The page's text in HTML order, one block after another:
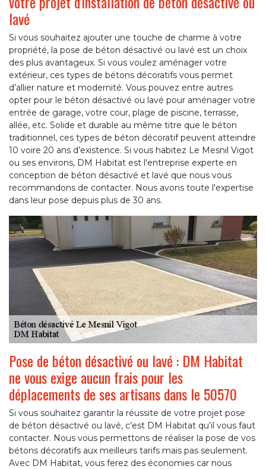
lavé
Si vous souhaitez ajouter une touche de charme à votre
propriété, la pose de béton désactivé ou lavé est un choix
des plus avantageux. Si vous voulez aménager votre
extérieur, ces types de bétons décoratifs vous permet
d’allier nature et modernité. Vous pouvez entre autres
opter pour le béton désactivé ou lavé pour aménager votre
entrée de garage, votre cour, plage de piscine, terrasse,
allée, etc. Solide et durable au même titre que le béton
traditionnel, ces types de béton décoratif peuvent atteindre
10 voire 20 ans d’existence. Si vous habitez Le Mesnil Vigot
ou ses environs, DM Habitat est l'entreprise experte en
conception de béton désactivé et lavé que nous vous
recommandons de contacter. Nous avons toute l'expertise
dans leur pose depuis plus de 30 ans.
Pose de béton désactivé ou lavé : DM Habitat
ne vous exige aucun frais pour les
déplacements de ses artisans dans le 50570
Si vous souhaitez garantir la réussite de votre projet pose
de béton désactivé ou lavé, c’est DM Habitat qu’il vous faut
contacter. Nous vous permettons de réaliser la pose de vos
bétons décoratifs aux meilleurs tarifs mais pas seulement.
Avec DM Habitat, vous ferez des économies car nous